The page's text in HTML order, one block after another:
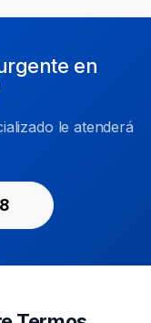
en
le atenderá